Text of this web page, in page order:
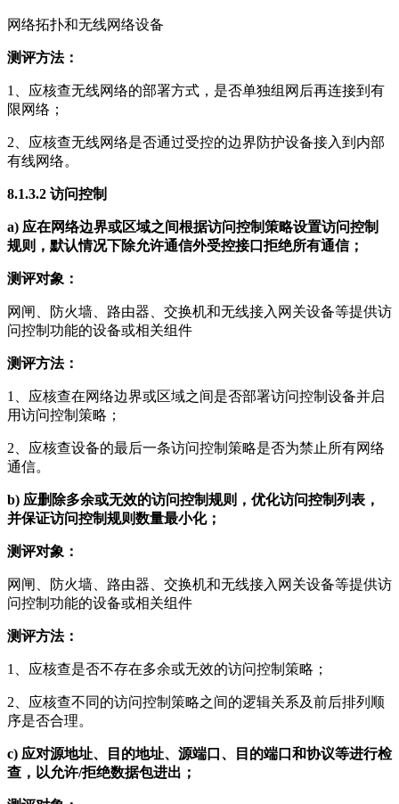
网络拓扑和无线网络设备
测评方法：
1、应核查无线网络的部署方式，是否单独组网后再连接到有
限网络；
2、应核查无线网络是否通过受控的边界防护设备接入到内部
有线网络。
8.1.3.2 访问控制
a) 应在网络边界或区域之间根据访问控制策略设置访问控制
规则，默认情况下除允许通信外受控接口拒绝所有通信；
测评对象：
网闸、防火墙、路由器、交换机和无线接入网关设备等提供访
问控制功能的设备或相关组件
测评方法：
1、应核查在网络边界或区域之间是否部署访问控制设备并启
用访问控制策略；
2、应核查设备的最后一条访问控制策略是否为禁止所有网络
通信。
b) 应删除多余或无效的访问控制规则，优化访问控制列表，
并保证访问控制规则数量最小化；
测评对象：
网闸、防火墙、路由器、交换机和无线接入网关设备等提供访
问控制功能的设备或相关组件
测评方法：
1、应核查是否不存在多余或无效的访问控制策略；
2、应核查不同的访问控制策略之间的逻辑关系及前后排列顺
序是否合理。
c) 应对源地址、目的地址、源端口、目的端口和协议等进行检
查，以允许/拒绝数据包进出；